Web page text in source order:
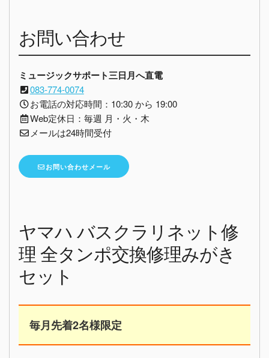
お問い合わせ
ミュージックサポート三日月へ直電
083-774-0074
お電話の対応時間：10:30 から 19:00
Web定休日：毎週 月・火・木
メールは24時間受付
お問い合わせメール
ヤマハ バスクラリネット修
理 全タンポ交換修理みがき
セット
毎月先着2名様限定